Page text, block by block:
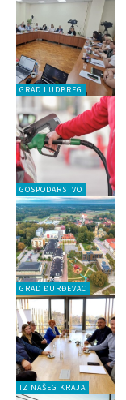
GRAD LUDBREG
GOSPODARSTVO
GRAD ĐURĐEVAC
IZ NAŠEG KRAJA